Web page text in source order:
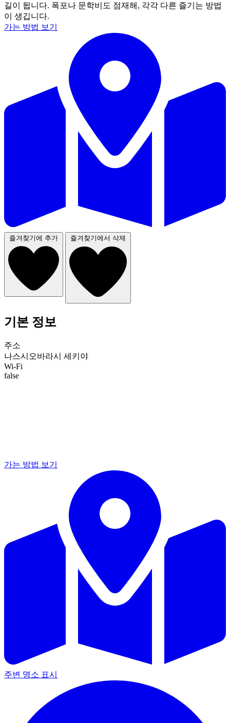
길이 됩니다. 폭포나 문학비도 점재해, 각각 다른 즐기는 방법
이 생깁니다.
가는 방법 보기
즐겨찾기에 추가 즐겨찾기에서 삭제
기본 정보
주소
나스시오바라시 세키야
Wi-Fi
false
가는 방법 보기
주변 명소 표시